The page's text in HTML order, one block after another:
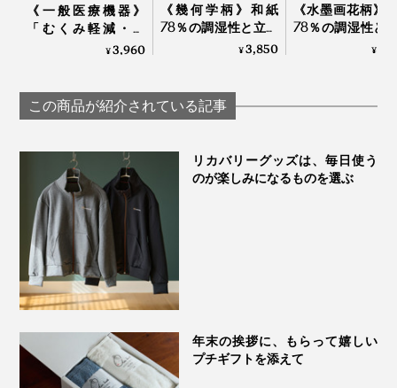
《一般医療機器》
「むくみ軽減・快
適・おしゃれ」三拍
｜MAEÉ
¥3,960
《幾何学柄》和紙
78％の調湿性と立体
編みのフィット感
ソックス」｜WASI
WASI
¥3,850
《水墨画花柄》
78％の調湿性と
編みのフィッ
¥
この商品が紹介されている記事
リカバリーグッズは、毎日使う
のが楽しみになるものを選ぶ
年末の挨拶に、もらって嬉しい
プチギフトを添えて